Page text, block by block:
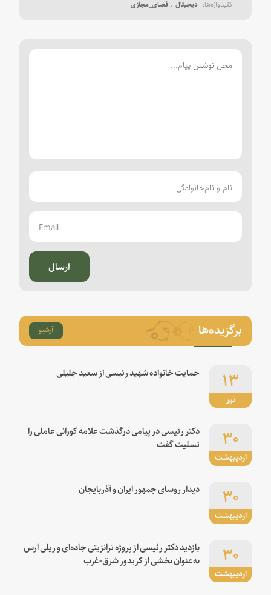
دیجیتال فضای_مجازی
ارسال
برگزیده‌ها آرشیو
تیر
۱۳ حمایت خانواده شهید رئیسی از سعید جلیلی
اردیبهشت
۳۰
دکتر رئیسی در پیامی درگذشت علامه کورانی عاملی را
تسلیت گفت
اردیبهشت
۳۰ دیدار روسای جمهور ایران و آذربایجان
اردیبهشت
۳۰
بازدید دکتر رئیسی از پروژه ترانزیتی جاده‌ای و ریلی ارس
به‌عنوان بخشی از کریدور شرق-غرب